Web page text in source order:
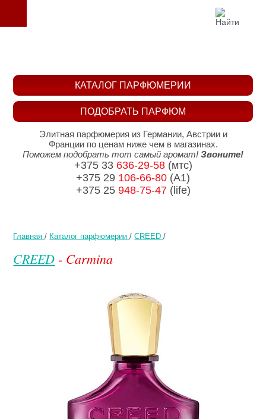
Главная / Каталог парфюмерии /CREED /
CREED - Carmina
ПОДОБРАТЬ ПАРФЮМ
КАТАЛОГ ПАРФЮМЕРИИ
Элитная парфюмерия из Германии, Австрии и
Франции по ценам ниже чем в магазинах.
Поможем подобрать тот самый аромат! Звоните!
+375 33 636-29-58(мтс)
+375 29 106-66-80 (A1)
+375 25 948-75-47(life)